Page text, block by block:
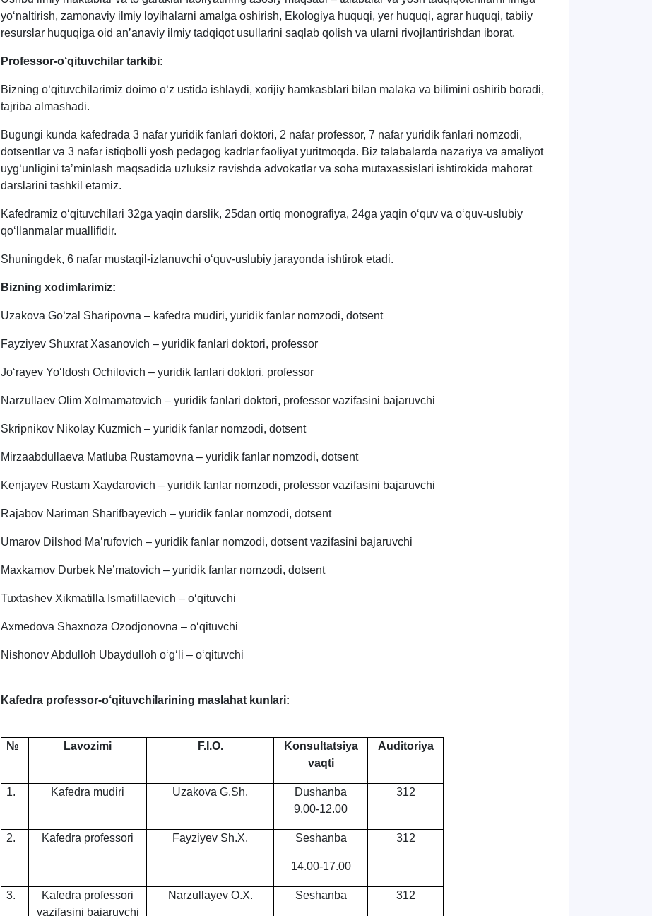
yo‘naltirish, zamonaviy ilmiy loyihalarni amalga oshirish, Ekologiya huquqi, yer huquqi, agrar huquqi, tabiiy
resurslar huquqiga oid anʼanaviy ilmiy tadqiqot usullarini saqlab qolish va ularni rivojlantirishdan iborat.
Professor-o‘qituvchilar tarkibi:
Bizning o‘qituvchilarimiz doimo o‘z ustida ishlaydi, xorijiy hamkasblari bilan malaka va bilimini oshirib boradi,
tajriba almashadi.
Bugungi kunda kafedrada 3 nafar yuridik fanlari doktori, 2 nafar professor, 7 nafar yuridik fanlari nomzodi,
dotsentlar va 3 nafar istiqbolli yosh pedagog kadrlar faoliyat yuritmoqda. Biz talabalarda nazariya va amaliyot
uyg‘unligini taʼminlash maqsadida uzluksiz ravishda advokatlar va soha mutaxassislari ishtirokida mahorat
darslarini tashkil etamiz.
Kafedramiz o‘qituvchilari 32ga yaqin darslik, 25dan ortiq monografiya, 24ga yaqin o‘quv va o‘quv-uslubiy
qo‘llanmalar muallifidir.
Shuningdek, 6 nafar mustaqil-izlanuvchi o‘quv-uslubiy jarayonda ishtirok etadi.
Bizning xodimlarimiz:
Uzakova Go‘zal Sharipovna – kafedra mudiri, yuridik fanlar nomzodi, dotsent
Fayziyev Shuxrat Xasanovich – yuridik fanlari doktori, professor
Jo‘rayev Yo‘ldosh Ochilovich – yuridik fanlari doktori, professor
Narzullaev Olim Xolmamatovich – yuridik fanlari doktori, professor vazifasini bajaruvchi
Skripnikov Nikolay Kuzmich – yuridik fanlar nomzodi, dotsent
Mirzaabdullaeva Matluba Rustamovna – yuridik fanlar nomzodi, dotsent
Kenjayev Rustam Xaydarovich – yuridik fanlar nomzodi, professor vazifasini bajaruvchi
Rajabov Nariman Sharifbayevich – yuridik fanlar nomzodi, dotsent
Umarov Dilshod Ma’rufovich – yuridik fanlar nomzodi, dotsent vazifasini bajaruvchi
Maxkamov Durbek Ne’matovich – yuridik fanlar nomzodi, dotsent
Tuxtashev Xikmatilla Ismatillaevich – o‘qituvchi
Axmedova Shaxnoza Ozodjonovna – o‘qituvchi
Nishonov Abdulloh Ubaydulloh oʻgʻli – o‘qituvchi
Kafedra professor-o‘qituvchilarining maslahat kunlari:
№ Lavozimi F.I.O.
Konsultatsiya
vaqti
Auditoriya
1. Kafedra mudiri Uzakova G.Sh.
Dushanba
9.00-12.00
312
2. Kafedra professori Fayziyev Sh.X. Seshanba
14.00-17.00
312
3.
Kafedra professori
vazifasini bajaruvchi
Narzullayev O.X. Seshanba 312